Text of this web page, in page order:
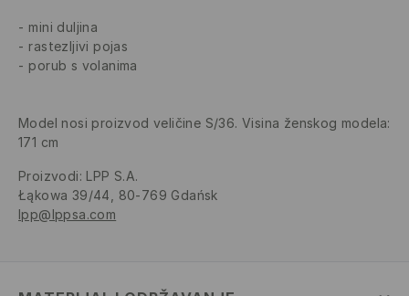
mini duljina
rastezljivi pojas
porub s volanima
Model nosi proizvod veličine S/36. Visina ženskog modela:
171 cm
Proizvodi: LPP S.A.
Łąkowa 39/44, 80-769 Gdańsk
lpp@lppsa.com